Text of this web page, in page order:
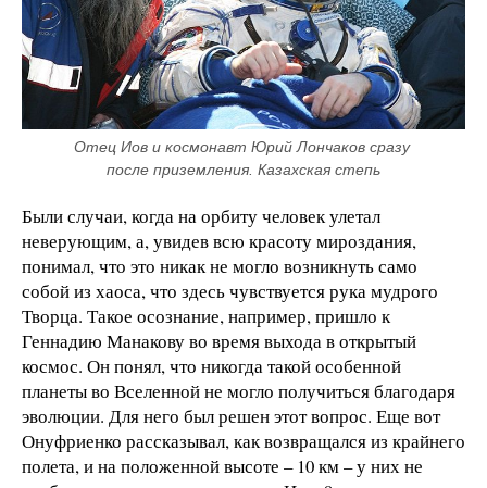
Отец Иов и космонавт Юрий Лончаков сразу
после приземления. Казахская степь
Были случаи, когда на орбиту человек улетал
неверующим, а, увидев всю красоту мироздания,
понимал, что это никак не могло возникнуть само
собой из хаоса, что здесь чувствуется рука мудрого
Творца. Такое осознание, например, пришло к
Геннадию Манакову во время выхода в открытый
космос. Он понял, что никогда такой особенной
планеты во Вселенной не могло получиться благодаря
эволюции. Для него был решен этот вопрос. Еще вот
Онуфриенко рассказывал, как возвращался из крайнего
полета, и на положенной высоте – 10 км – у них не